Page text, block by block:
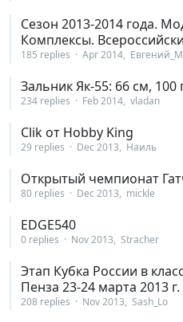
Сезон 2013-2014 года.
Комплексы.
185 replies Apr 2014
Зальник Як-55: 66 см, 100
234 replies Feb 2014 vladan
Clik от Hobby King
29 replies Dec 2013 Наиль
Открытый чемпионат
80 replies Dec 2013 mickle
EDGE540
0 replies Nov 2013 Stracher
Этап Кубка России в
Пенза 23-24 марта 2013 г.
208 replies Nov 2013 Sash_Lo